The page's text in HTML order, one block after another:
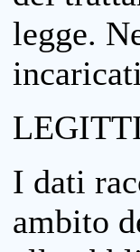
legge.
I dati
ambito